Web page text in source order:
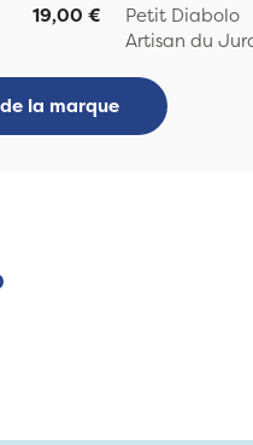
19,00 €
Petit Diabolo
Artisan du
la marque